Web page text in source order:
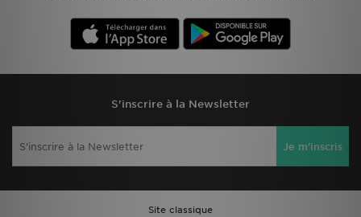
S'inscrire à la Newsletter
Je m'inscris
Site classique